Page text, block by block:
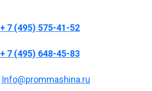
+ 7 (495) 575-41-52
+ 7 (495) 648-45-83
Info@prommashina.ru